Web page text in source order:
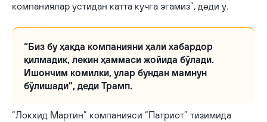
компаниялар устидан катта кучга эгамиз”, деди у.
“Биз бу ҳақда компанияни ҳали хабардор
қилмадик, лекин ҳаммаси жойида бўлади.
Ишончим комилки, улар бундан мамнун
бўлишади”, деди Трамп.
“Локхид Мартин” компанияси “Патриот” тизимида